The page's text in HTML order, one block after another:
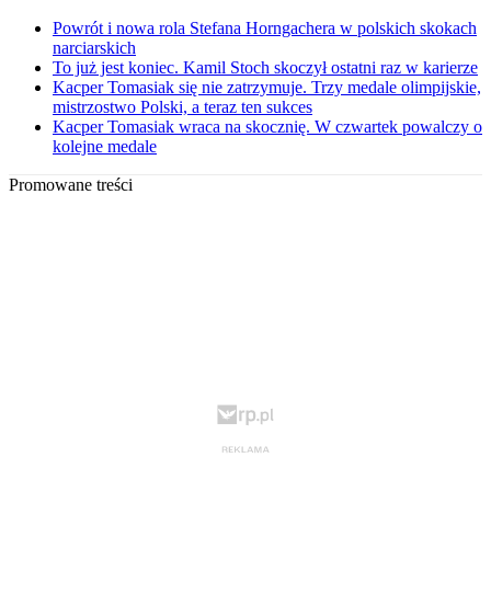
Powrót i nowa rola Stefana Horngachera w polskich skokach
narciarskich
To już jest koniec. Kamil Stoch skoczył ostatni raz w karierze
Kacper Tomasiak się nie zatrzymuje. Trzy medale olimpijskie,
mistrzostwo Polski, a teraz ten sukces
Kacper Tomasiak wraca na skocznię. W czwartek powalczy o
kolejne medale
Promowane treści